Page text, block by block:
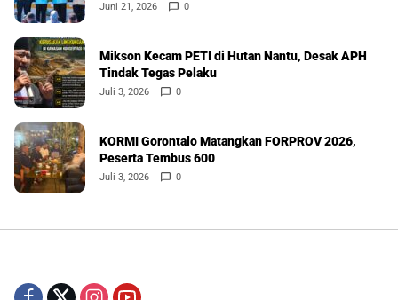
Juni 21, 2026 0
Mikson Kecam PETI di Hutan Nantu, Desak APH
Tindak Tegas Pelaku
Juli 3, 2026 0
KORMI Gorontalo Matangkan FORPROV 2026,
Peserta Tembus 600
Juli 3, 2026 0